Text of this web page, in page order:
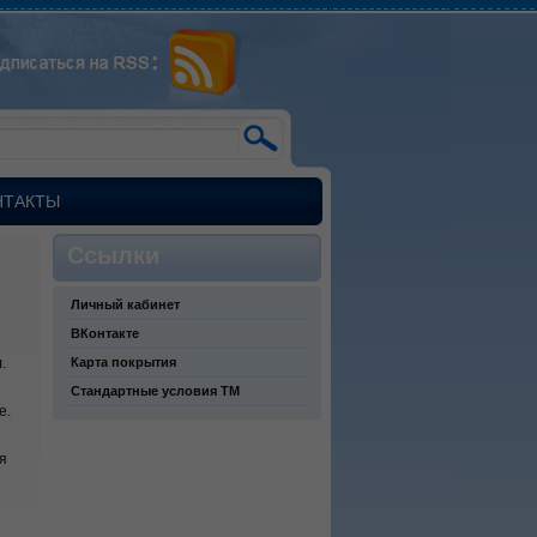
Ссылки
Личный кабинет
ВКонтакте
Карта покрытия
Стандартные условия ТМ